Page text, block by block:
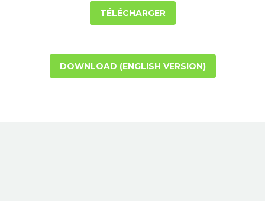
TÉLÉCHARGER
DOWNLOAD (ENGLISH VERSION)